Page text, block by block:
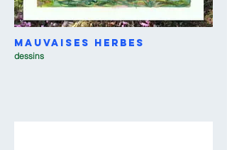
Mauvaises Herbes
dessins